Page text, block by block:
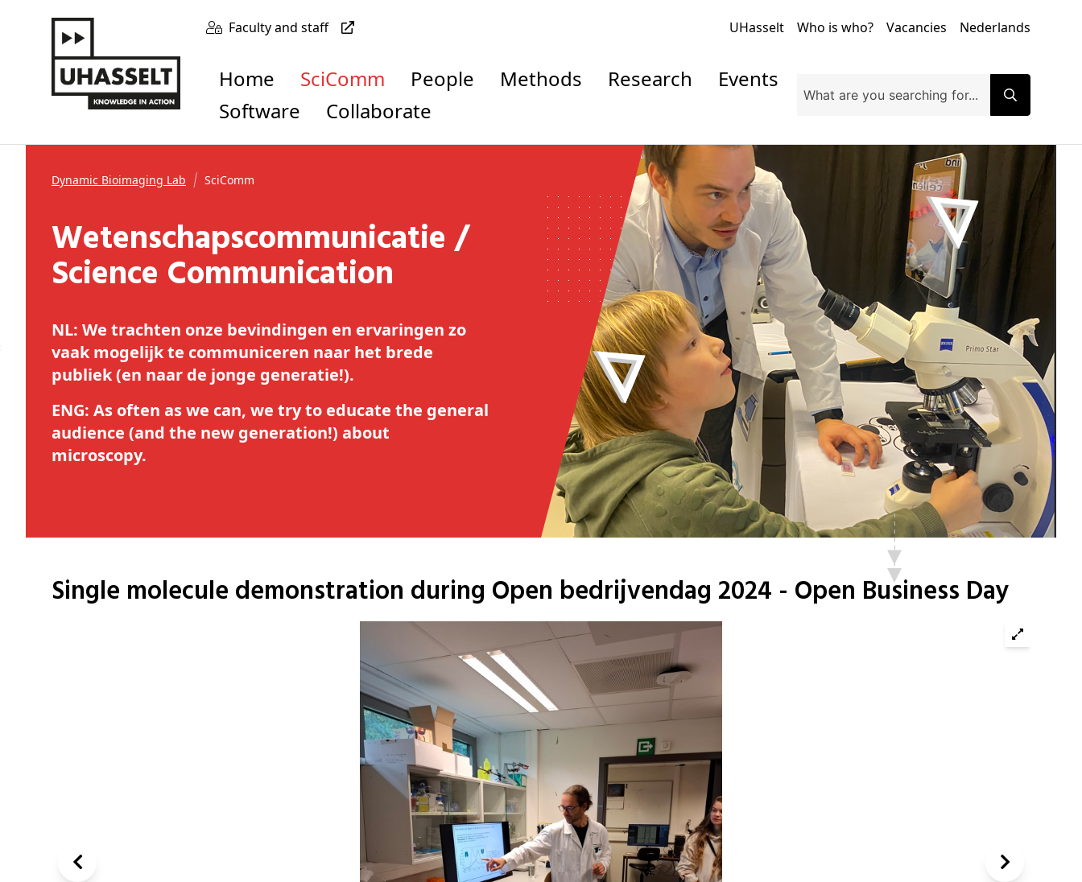
Faculty and staff UHasselt Who is who? Vacancies Nederlands
Home SciComm People Methods Research
Events
Software
Collaborate
Dynamic Bioimaging Lab SciComm
Wetenschapscommunicatie /
Science Communication
NL: We trachten onze bevindingen en ervaringen zo
vaak mogelijk te communiceren naar het brede
publiek (en naar de jonge generatie!).
ENG: As often as we can, we try to educate the general
audience (and the new generation!) about
microscopy.
Single molecule demonstration during Open bedrijvendag 2024 - Open Business Day